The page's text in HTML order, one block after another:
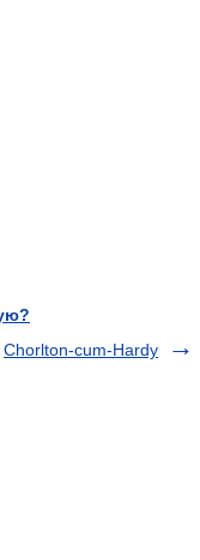
Chorlton-cum-Hardy